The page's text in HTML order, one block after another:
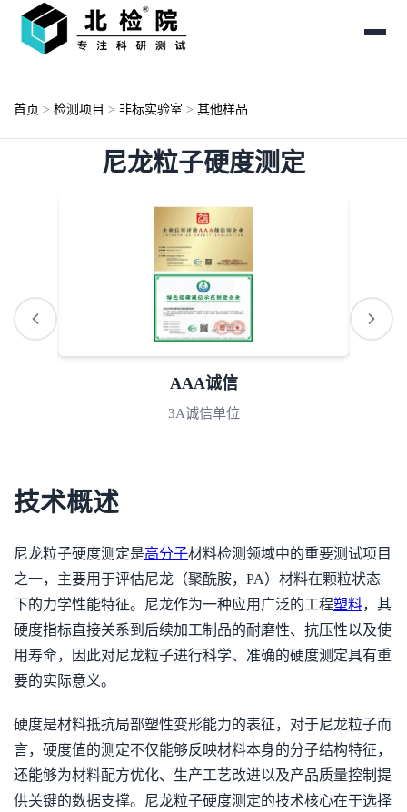
首页 > 检测项目 > 非标实验室 > 其他样品
尼龙粒子硬度测定
AAA诚信
3A诚信单位
技术概述
尼龙粒子硬度测定是高分子材料检测领域中的重要测试项目
之一，主要用于评估尼龙（聚酰胺，PA）材料在颗粒状态
下的力学性能特征。尼龙作为一种应用广泛的工程塑料，其
硬度指标直接关系到后续加工制品的耐磨性、抗压性以及使
用寿命，因此对尼龙粒子进行科学、准确的硬度测定具有重
要的实际意义。
硬度是材料抵抗局部塑性变形能力的表征，对于尼龙粒子而
言，硬度值的测定不仅能够反映材料本身的分子结构特征，
还能够为材料配方优化、生产工艺改进以及产品质量控制提
供关键的数据支撑。尼龙粒子硬度测定的技术核心在于选择